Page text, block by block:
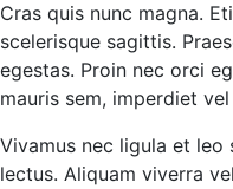
Cras quis nunc magna.
scelerisque sagittis.
egestas. Proin nec orci
mauris sem, imperdiet
Vivamus nec ligula et leo
lectus. Aliquam viverra